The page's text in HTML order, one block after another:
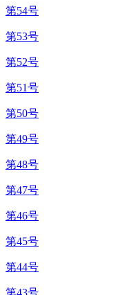
第54号
第53号
第52号
第51号
第50号
第49号
第48号
第47号
第46号
第45号
第44号
第43号